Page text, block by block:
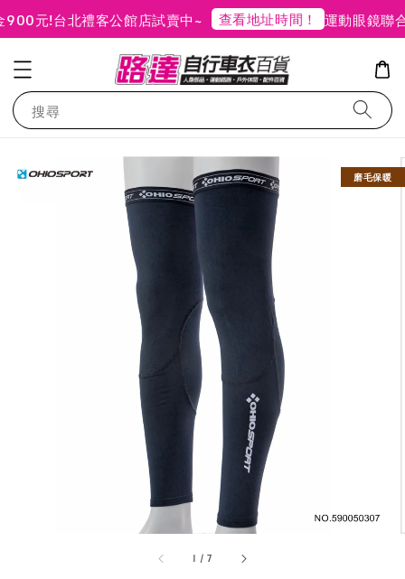
元!台北禮客公館店試賣中~ 查看地址時間！ 運動眼鏡聯合
搜尋
1 /7
磨毛保暖